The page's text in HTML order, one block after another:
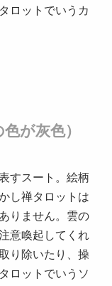
ロットでいうカ
が灰色）
すスート。絵柄
し禅タロットは
りません。雲の
意喚起してくれ
り除いたり、操
ロットでいうソ